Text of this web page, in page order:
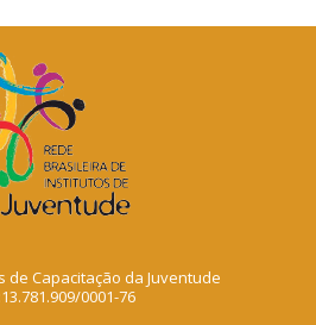
de Capacitação da Juventude
0001-76